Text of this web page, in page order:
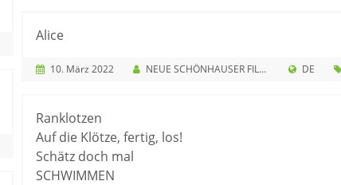
Alice
10. März 2022 NEUE SCHÖNHAUSER FILMPRODUKTION GMBH DE
Ranklotzen
Auf die Klötze, fertig, los!
Schätz doch mal
SCHWIMMEN